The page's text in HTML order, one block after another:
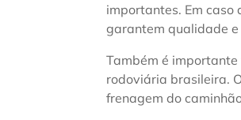
importantes. Em caso
garantem qualidade e
Também é
rodoviária brasileira.
frenagem do